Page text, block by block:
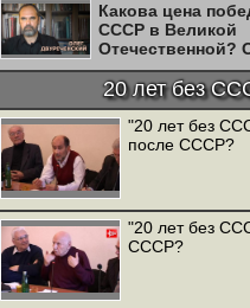
Какова цена
СССР в Великой
Отечественной?
Двуреченский о
потерянной
20 лет без
"20 лет без
после СССР?
"20 лет без
СССР?